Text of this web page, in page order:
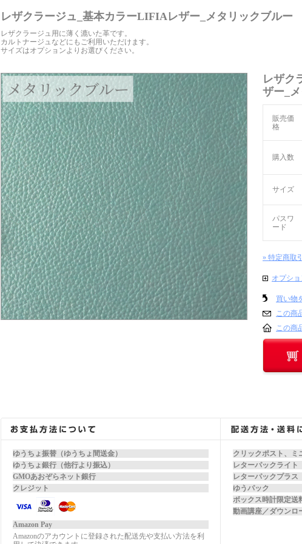
レザクラージュ_基本カラーLIFIAレザー_メタリックブルー
レザクラージュ用に薄く漉いた革です。
カルトナージュなどにもご利用いただけます。
サイズはオプションよりお選びください。
レザク
ザー_
販売価
格
購入数
サイズ
パスワ
ード
» 特定商取
オプシ
買い物
この商
この商
ゆうちょ振替（ゆうちょ間送金）
ゆうちょ銀行（他行より振込）
GMOあおぞらネット銀行
クレジット
Amazon Pay
Amazonのアカウントに登録された配送先や支払い方法を利
クリックポスト、ミ
レターパックライト
レターパックプラス
ゆうパック
ボックス時計限定送
動画講座／ダウンロ